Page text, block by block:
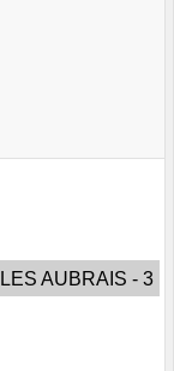
AUBRAIS - 3